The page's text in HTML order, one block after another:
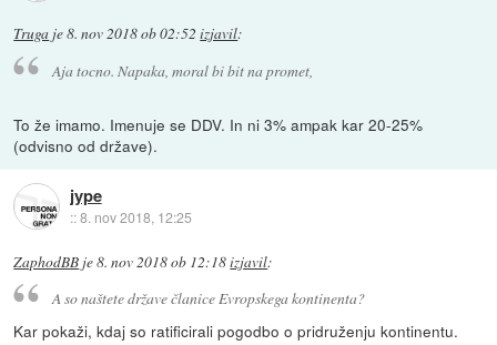
Truga je8. nov 2018 ob 02:52 izjavil:
Aja tocno. Napaka, moral bi bit na promet,
To že imamo. Imenuje se DDV. In ni 3% ampak kar 20-25%
(odvisno od države).
jype
::8. nov 2018, 12:25
ZaphodBB je8. nov 2018 ob 12:18izjavil:
A so naštete države članice Evropskega kontinenta?
Kar pokaži, kdaj so ratificirali pogodbo o pridruženju kontinentu.